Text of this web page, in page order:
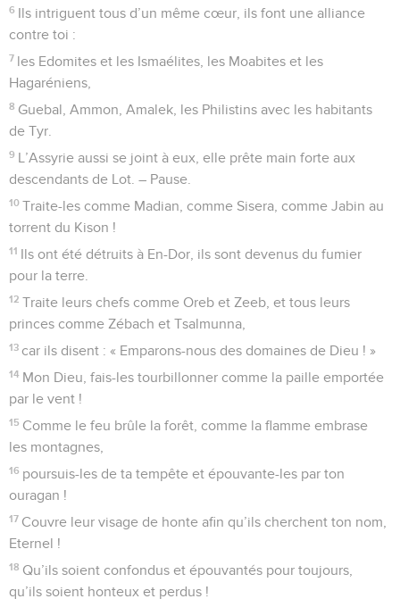
prosterne pas devant des dieux étrangers !
11 *Je suis l’Eternel, ton Dieu, qui t’ai fait sortir d’Egypte.
Ouvre ta bouche, et je la remplirai !
12 Mais mon peuple ne m’a pas écouté, Israël n’a pas voulu
de moi.
13 Alors je les ai livrés aux penchants de leur cœur, et ils ont
suivi leurs propres projets.
14 Si seulement mon peuple m’écoutait, si seulement Israël
marchait dans mes voies !
15 En un instant j’humilierais leurs ennemis, je tournerais ma
main contre leurs adversaires.
16 Ceux qui détestent l’Eternel le flatteraient, et le bonheur
d’Israël durerait toujours.
17 Je le nourrirais du meilleur blé, et je le rassasierais de miel
sauvage.
Psaumes 82
Seuls les Évangiles sont disponibles en vidéo pour le moment.
Prière du peuple de Dieu menacé par ses
voisins